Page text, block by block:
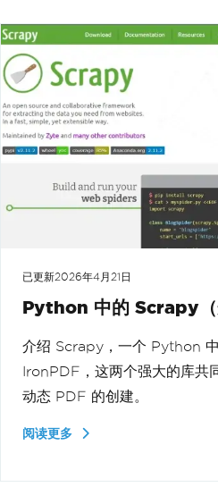
已更新2026年4月21日
Python 中的 Scrapy（
介绍 Scrapy，一个 Python
IronPDF，这两个强大的库共
动态 PDF 的创建。
阅读更多